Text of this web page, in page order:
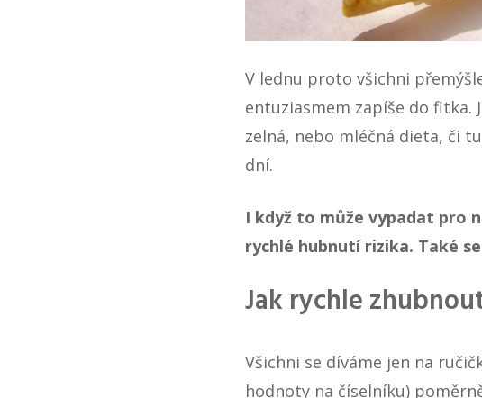
V lednu proto všichni
entuziasmem zapíše do fitka.
zelná, nebo mléčná dieta, či
dní.
I když to může vypadat pro
rychlé hubnutí rizika. Také
Jak rychle
Všichni se díváme jen na
hodnoty na číselníku)